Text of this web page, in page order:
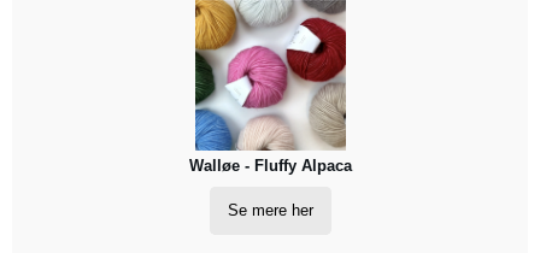
Walløe - Fluffy Alpaca
Se mere her